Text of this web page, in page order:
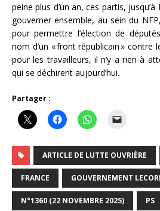
peine plus d’un an, ces partis,
gouverner ensemble, au sein du
pour permettre l’élection de
nom d’un « front républicain » contre
pour les travailleurs, il n’y a rien à
qui se déchirent aujourd’hui.
Partager :
ARTICLE DE LUTTE OUVRIÈRE
FRANCE GOUVERNEMENT
N°1360 (22 NOVEMBRE 2025) PS